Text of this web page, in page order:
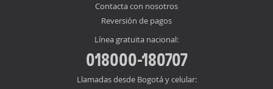
Contacta con nosotros
Reversión de pagos
Línea gratuita nacional:
018000-180707
Llamadas desde Bogotá y celular: